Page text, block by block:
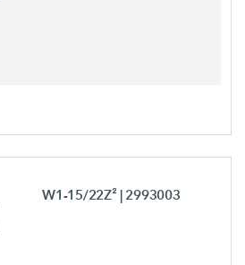
W1-15/22Z² | 2993003